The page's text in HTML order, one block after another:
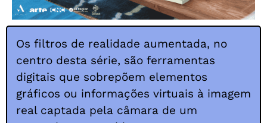
Os filtros de realidade aumentada, no
centro desta série, são ferramentas
digitais que sobrepõem elementos
gráficos ou informações virtuais à imagem
real captada pela câmara de um